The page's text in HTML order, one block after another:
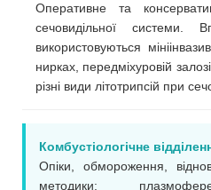
Оперативне та
сечовидільної системи.
використовуються
нирках, передміхуровій
різні види літотрипсій при
Комбустіологічне
Опіки, обмороження,
методики: